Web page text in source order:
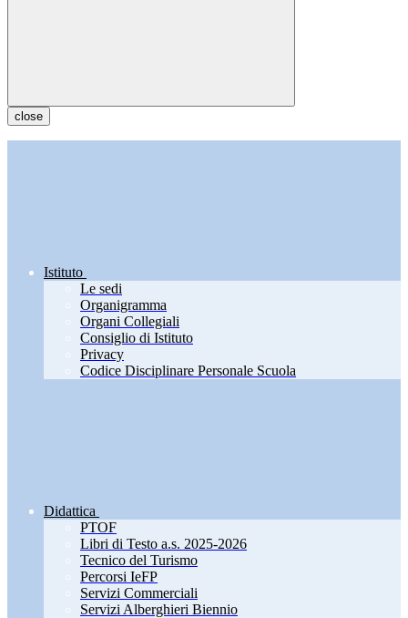
close
Istituto
Le sedi
Organigramma
Organi Collegiali
Consiglio di Istituto
Privacy
Codice Disciplinare Personale Scuola
Didattica
PTOF
Libri di Testo a.s. 2025-2026
Tecnico del Turismo
Percorsi IeFP
Servizi Commerciali
Servizi Alberghieri Biennio